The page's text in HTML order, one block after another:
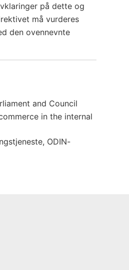
på dette og
må vurderes
den ovennevnte
and Council
in the internal
ODIN-